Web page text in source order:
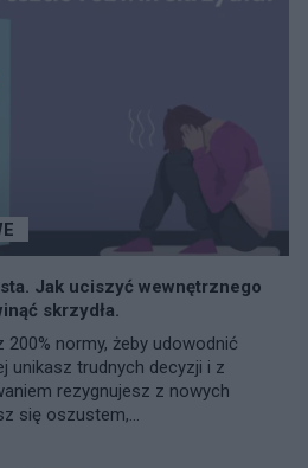
Jak uciszyć wewnętrznego
skrzydła.
normy, żeby udowodnić
unikasz trudnych decyzji i z
rezygnujesz z nowych
się oszustem,...